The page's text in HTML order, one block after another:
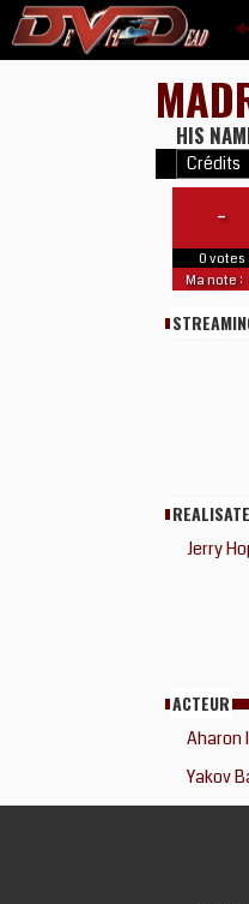
HIS
Crédits
-
0 votes
Ma note :
Jerry
ACTEUR
Aharon
Yakov